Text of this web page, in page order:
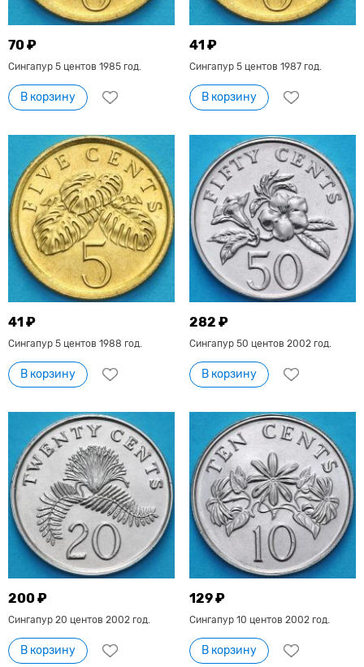
70 ₽
Сингапур 5 центов 1985 год.
В корзину
41 ₽
Сингапур 5 центов 1987 год.
В корзину
41 ₽
Сингапур 5 центов 1988 год.
В корзину
282 ₽
Сингапур 50 центов 2002 год.
В корзину
200 ₽
Сингапур 20 центов 2002 год.
В корзину
129 ₽
Сингапур 10 центов 2002 год.
В корзину